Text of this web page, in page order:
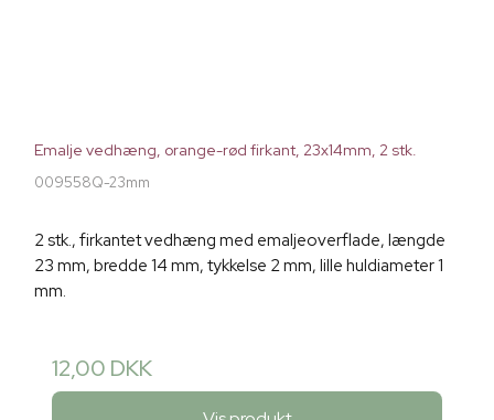
Emalje vedhæng, orange-rød firkant, 23x14mm, 2 stk.
009558Q-23mm
2 stk., firkantet vedhæng med emaljeoverflade, længde
23 mm, bredde 14 mm, tykkelse 2 mm, lille huldiameter 1
mm.
12,00 DKK